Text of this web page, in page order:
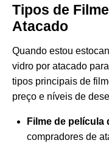
Tipos de
Atacado
Quando estou
vidro por atacado
tipos principais de
preço e níveis de
Filme de
compradores de